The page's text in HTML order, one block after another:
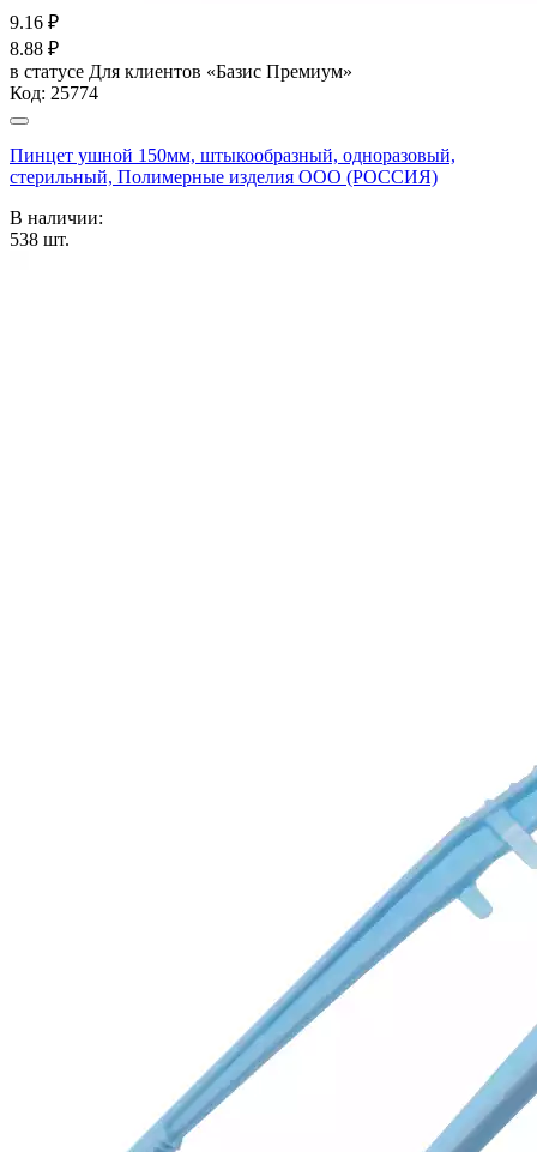
9.16 ₽
8.88 ₽
в статусе Для клиентов «Базис Премиум»
Код: 25774
Пинцет ушной 150мм, штыкообразный, одноразовый,
стерильный, Полимерные изделия OOO (РОССИЯ)
В наличии:
538 шт.